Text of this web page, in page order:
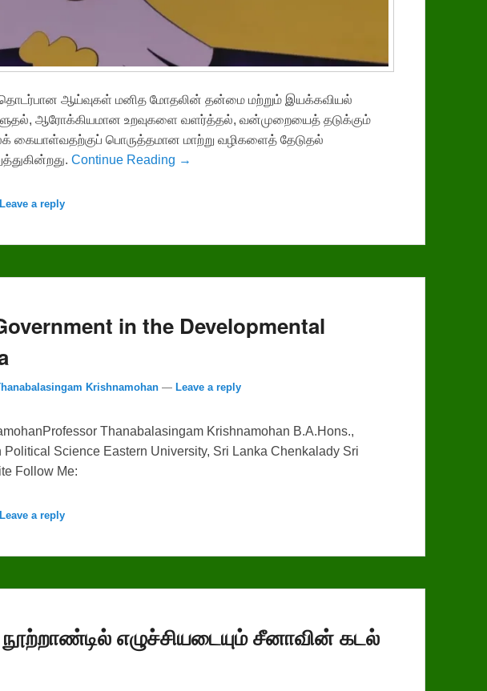
ஆய்வுகள் மனித மோதலின் தன்மை மற்றும் இயக்கவியல்
ஆரோக்கியமான உறவுகளை வளர்த்தல், வன்முறையைத் தடுக்கும்
கையாள்வதற்குப் பொருத்தமான மாற்று வழிகளைத் தேடுதல்
Continue Reading →
Leave a reply
in the Developmental
Krishnamohan — Leave a reply
Thanabalasingam Krishnamohan B.A.Hons.,
Political Science Eastern University, Sri Lanka Chenkalady Sri
Follow Me:
Leave a reply
எழுச்சியடையும் சீனாவின் கடல்